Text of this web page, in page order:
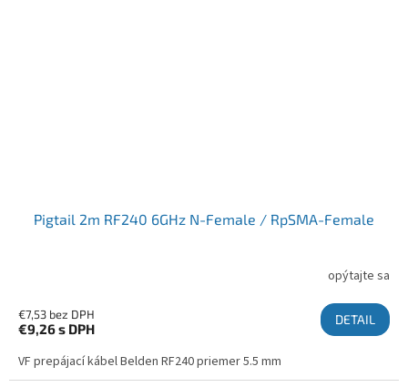
Pigtail 2m RF240 6GHz N-Female / RpSMA-Female
opýtajte sa
€7,53 bez DPH
€9,26s DPH
DETAIL
VF prepájací kábel Belden RF240 priemer 5.5 mm